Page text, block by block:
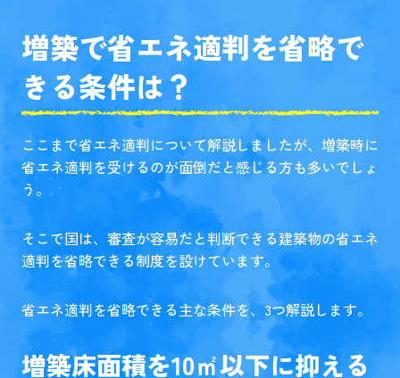
増築で省エネ適判を省略で
きる条件は？
ここまで省エネ適判について解説しましたが、増築時に
省エネ適判を受けるのが面倒だと感じる方も多いでしょ
う。
そこで国は、審査が容易だと判断できる建築物の省エネ
適判を省略できる制度を設けています。
省エネ適判を省略できる主な条件を、3つ解説します。
増築床面積を10㎡以下に抑える